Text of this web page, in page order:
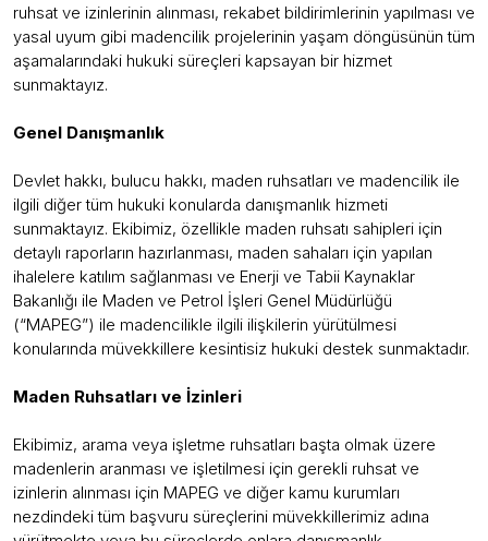
ruhsat ve izinlerinin alınması, rekabet bildirimlerinin yapılması ve
yasal uyum gibi madencilik projelerinin yaşam döngüsünün tüm
aşamalarındaki hukuki süreçleri kapsayan bir hizmet
sunmaktayız.
Genel Danışmanlık
Devlet hakkı, bulucu hakkı, maden ruhsatları ve madencilik ile
ilgili diğer tüm hukuki konularda danışmanlık hizmeti
sunmaktayız. Ekibimiz, özellikle maden ruhsatı sahipleri için
detaylı raporların hazırlanması, maden sahaları için yapılan
ihalelere katılım sağlanması ve Enerji ve Tabii Kaynaklar
Bakanlığı ile Maden ve Petrol İşleri Genel Müdürlüğü
(“MAPEG”) ile madencilikle ilgili ilişkilerin yürütülmesi
konularında müvekkillere kesintisiz hukuki destek sunmaktadır.
Maden Ruhsatları ve İzinleri
Ekibimiz, arama veya işletme ruhsatları başta olmak üzere
madenlerin aranması ve işletilmesi için gerekli ruhsat ve
izinlerin alınması için MAPEG ve diğer kamu kurumları
nezdindeki tüm başvuru süreçlerini müvekkillerimiz adına